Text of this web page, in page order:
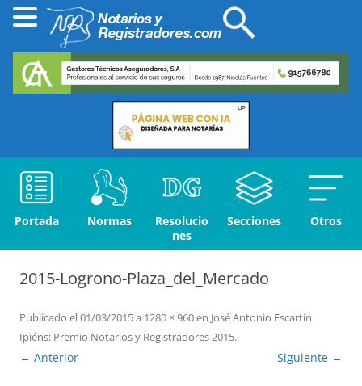
Portada Normas
Resolucio
nes
Secciones Otros
2015-Logrono-Plaza_del_Mercado
Publicado el01/03/2015a 1280 × 960en José Antonio Escartín
Ipiéns: Premio Notarios y Registradores 2015..
← Anterior Siguiente →